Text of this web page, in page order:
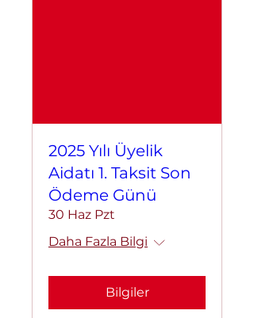
2025 Yılı Üyelik
Aidatı 1. Taksit Son
Ödeme Günü
30 Haz Pzt
Daha Fazla Bilgi
Bilgiler